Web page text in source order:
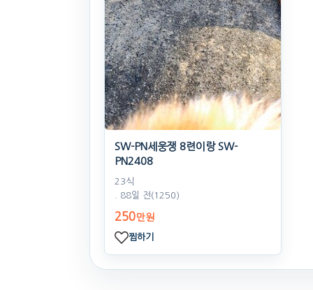
SW-PN세웅쟁 8련이랑 SW-
PN2408
23식
. 88일 전(1250)
250만원
찜하기